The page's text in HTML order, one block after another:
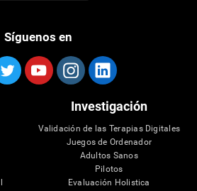
Síguenos en
Investigación
Validación de las Terapias Digitales
Juegos de Ordenador
Adultos Sanos
Pilotos
Evaluación Holistica